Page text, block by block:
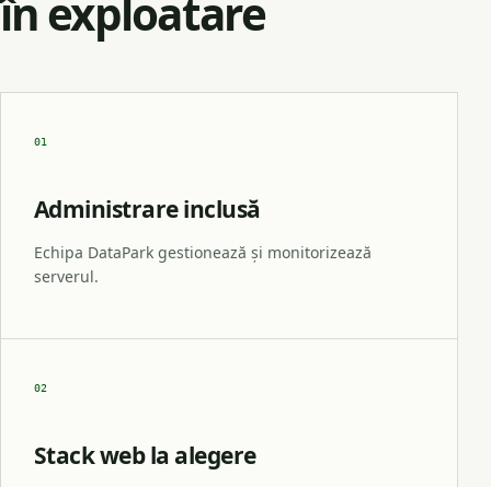
în exploatare
01
Administrare inclusă
Echipa DataPark gestionează și monitorizează
serverul.
02
Stack web la alegere